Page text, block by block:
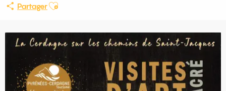
PartagerAjouter aux favoris